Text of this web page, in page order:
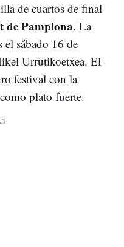
de cuartos de final
Pamplona. La
el sábado 16 de
Urrutikoetxea. El
festival con la
plato fuerte.